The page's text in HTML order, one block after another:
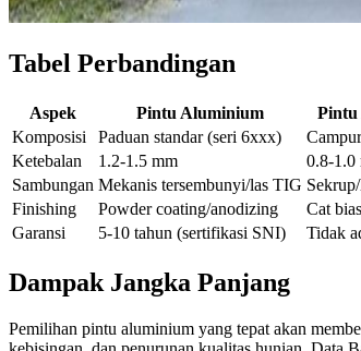
Tabel Perbandingan
Aspek Pintu Aluminium
Komposisi
Paduan standar (seri 6xxx)
Ketebalan
1.2-1.5 mm
0.8-1.0
Sambungan Mekanis tersembunyi/las TIG
Finishing
Powder coating/anodizing
Cat
Garansi
5-10 tahun (sertifikasi SNI) Tidak
Dampak Jangka Panjang
Pemilihan pintu aluminium yang tepat akan